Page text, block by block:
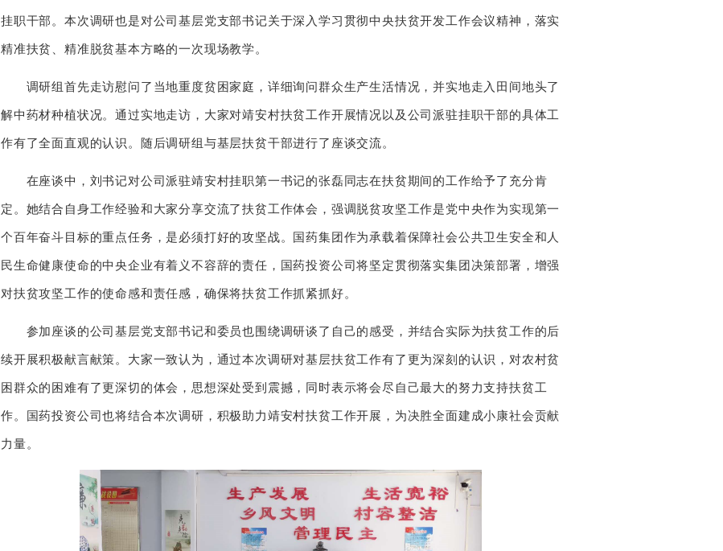
挂职干部。本次调研也是对公司基层党支部书记关于深入学习贯彻中央扶贫开发工作会议精神，落实
精准扶贫、精准脱贫基本方略的一次现场教学。
调研组首先走访慰问了当地重度贫困家庭，详细询问群众生产生活情况，并实地走入田间地头了
解中药材种植状况。通过实地走访，大家对靖安村扶贫工作开展情况以及公司派驻挂职干部的具体工
作有了全面直观的认识。随后调研组与基层扶贫干部进行了座谈交流。
在座谈中，刘书记对公司派驻靖安村挂职第一书记的张磊同志在扶贫期间的工作给予了充分肯
定。她结合自身工作经验和大家分享交流了扶贫工作体会，强调脱贫攻坚工作是党中央作为实现第一
个百年奋斗目标的重点任务，是必须打好的攻坚战。国药集团作为承载着保障社会公共卫生安全和人
民生命健康使命的中央企业有着义不容辞的责任，国药投资公司将坚定贯彻落实集团决策部署，增强
对扶贫攻坚工作的使命感和责任感，确保将扶贫工作抓紧抓好。
参加座谈的公司基层党支部书记和委员也围绕调研谈了自己的感受，并结合实际为扶贫工作的后
续开展积极献言献策。大家一致认为，通过本次调研对基层扶贫工作有了更为深刻的认识，对农村贫
困群众的困难有了更深切的体会，思想深处受到震撼，同时表示将会尽自己最大的努力支持扶贫工
作。国药投资公司也将结合本次调研，积极助力靖安村扶贫工作开展，为决胜全面建成小康社会贡献
力量。